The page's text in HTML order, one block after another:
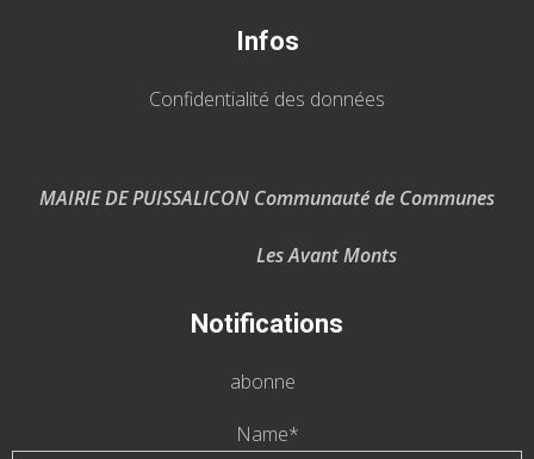
Infos
Confidentialité des données
MAIRIE DE PUISSALICON Communauté de Communes
Les Avant Monts
Notifications
abonne
Name*